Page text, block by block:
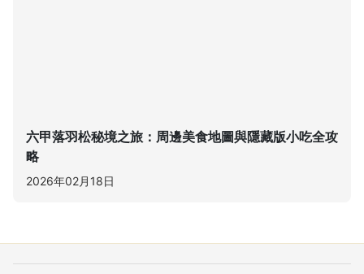
六甲落羽松秘境之旅：周邊美食地圖與隱藏版小吃全攻
略
2026年02月18日